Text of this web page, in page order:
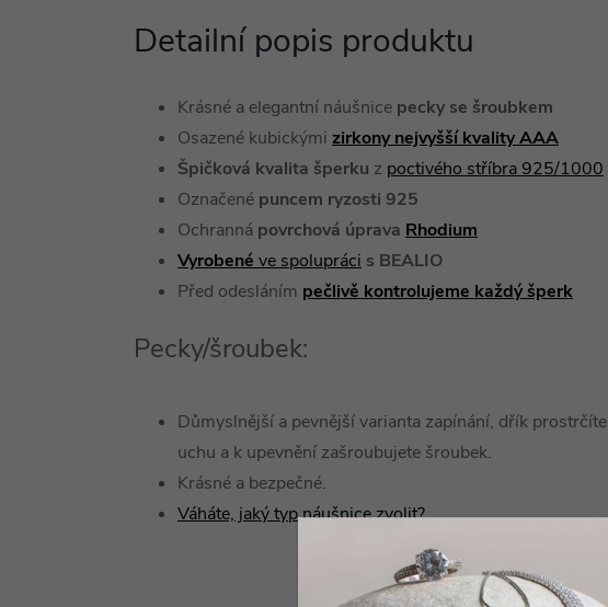
Detailní popis produktu
Krásné a elegantní náušnice pecky se šroubkem
Osazené kubickými zirkony nejvyšší kvality AAA
Špičková kvalita šperku z poctivého stříbra 925/1000
Označené puncem ryzosti 925
Ochranná povrchová úprava Rhodium
Vyrobené ve spolupráci s BEALIO
Před odesláním pečlivě kontrolujeme každý šperk
Pecky/šroubek:
Důmyslnější a pevnější varianta zapínání, dřík
uchu a k upevnění zašroubujete šroubek.
Krásné a bezpečné.
Váháte, jaký typ náušnice zvolit?